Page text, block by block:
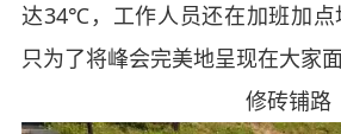
达34℃，工作人员还在加班加点
只为了将峰会完美地呈现在大家面
修砖铺路